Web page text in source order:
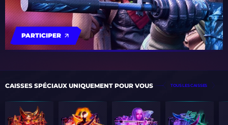
PARTICIPER
CAISSES SPÉCIAUX UNIQUEMENT POUR VOUS TOUS LES CAISSES